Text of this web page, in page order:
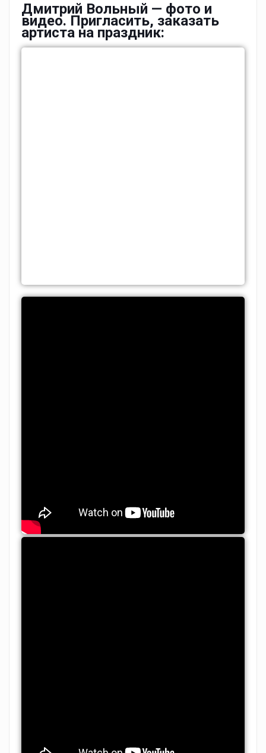
Дмитрий Вольный — фото и
видео. Пригласить, заказать
артиста на праздник: